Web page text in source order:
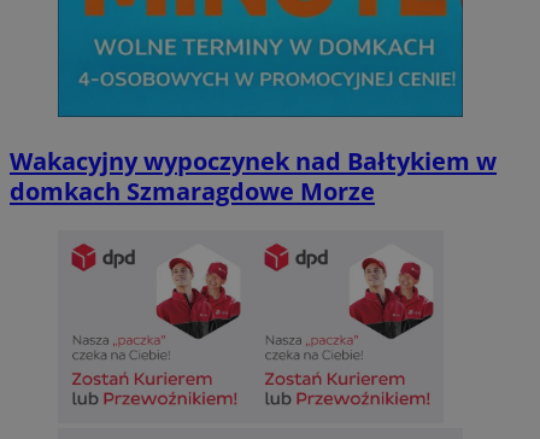
Wakacyjny wypoczynek nad Bałtykiem w
domkach Szmaragdowe Morze